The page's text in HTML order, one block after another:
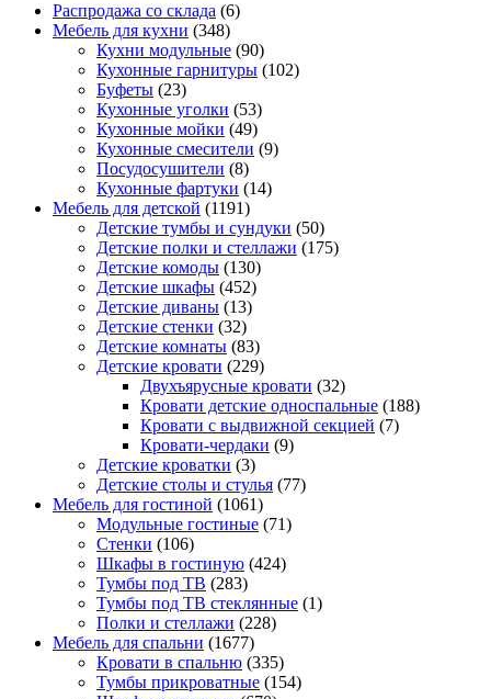
Распродажа со склада (6)
Мебель для кухни (348)
Кухни модульные (90)
Кухонные гарнитуры (102)
Буфеты (23)
Кухонные уголки (53)
Кухонные мойки (49)
Кухонные смесители (9)
Посудосушители (8)
Кухонные фартуки (14)
Мебель для детской (1191)
Детские тумбы и сундуки (50)
Детские полки и стеллажи (175)
Детские комоды (130)
Детские шкафы (452)
Детские диваны (13)
Детские стенки (32)
Детские комнаты (83)
Детские кровати (229)
Двухъярусные кровати (32)
Кровати детские односпальные (188)
Кровати с выдвижной секцией (7)
Кровати-чердаки (9)
Детские кроватки (3)
Детские столы и стулья (77)
Мебель для гостиной (1061)
Модульные гостиные (71)
Стенки (106)
Шкафы в гостиную (424)
Тумбы под ТВ (283)
Тумбы под ТВ стеклянные (1)
Полки и стеллажи (228)
Мебель для спальни (1677)
Кровати в спальню (335)
Тумбы прикроватные (154)